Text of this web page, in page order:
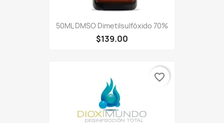
50ML DMSO Dimetilsulfóxido 70%
$139.00
favorite_border